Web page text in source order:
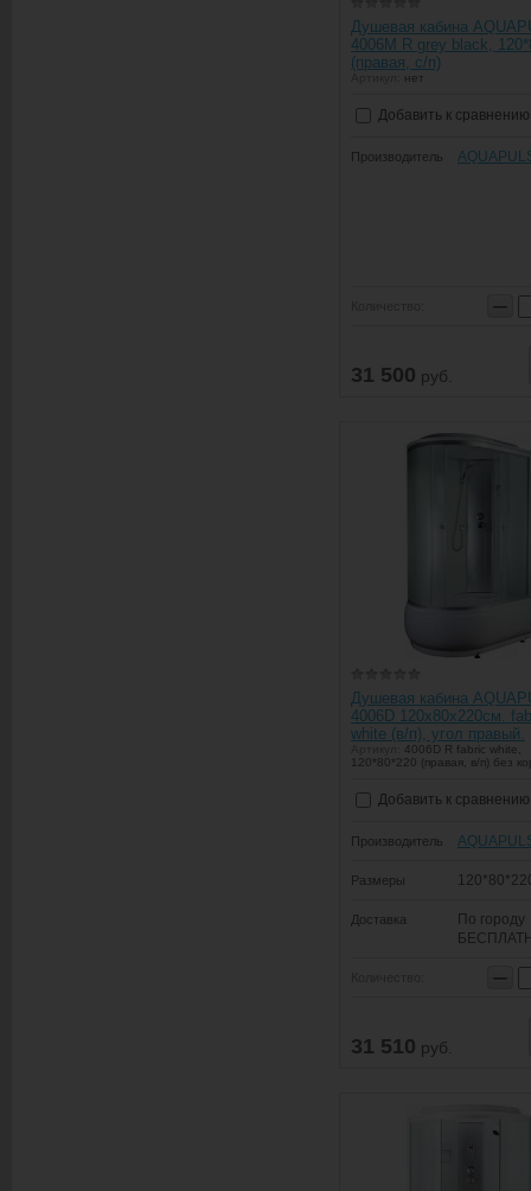
Душевая кабина
4006M R grey black,
(правая, с/п)
нет
Добавить к сравнению
Производитель
−
31 500 руб.
Душевая кабина
4006D 120х80х220см.
white (в/п), угол правый.
4006D R fabric white,
120*80*220 (правая, в/п) без
Добавить к сравнению
Производитель
Размеры
Доставка
По городу
−
31 510 руб.